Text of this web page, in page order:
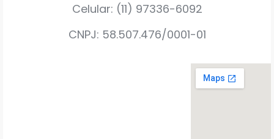
Celular: (11) 97336-6092
CNPJ: 58.507.476/0001-01